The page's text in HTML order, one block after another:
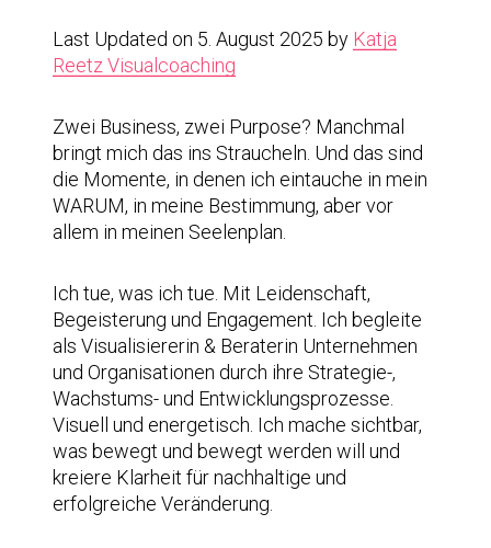
Last Updated on 5. August 2025 by Katja
Reetz Visualcoaching
Zwei Business, zwei Purpose? Manchmal
bringt mich das ins Straucheln. Und das sind
die Momente, in denen ich eintauche in mein
WARUM, in meine Bestimmung, aber vor
allem in meinen Seelenplan.
Ich tue, was ich tue. Mit Leidenschaft,
Begeisterung und Engagement. Ich begleite
als Visualisiererin & Beraterin Unternehmen
und Organisationen durch ihre Strategie-,
Wachstums- und Entwicklungsprozesse.
Visuell und energetisch. Ich mache sichtbar,
was bewegt und bewegt werden will und
kreiere Klarheit für nachhaltige und
erfolgreiche Veränderung.